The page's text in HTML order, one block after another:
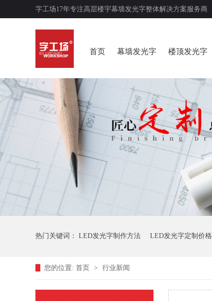
字工场17年专注高层楼宇幕墙发光字整体解决方案服务商
首页 幕墙发光字 楼顶发光字
热门关键词： LED发光字制作方法 LED发光字定制价格
您的位置: 首页 > 行业新闻